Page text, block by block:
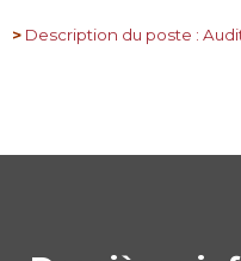
> Description du poste :